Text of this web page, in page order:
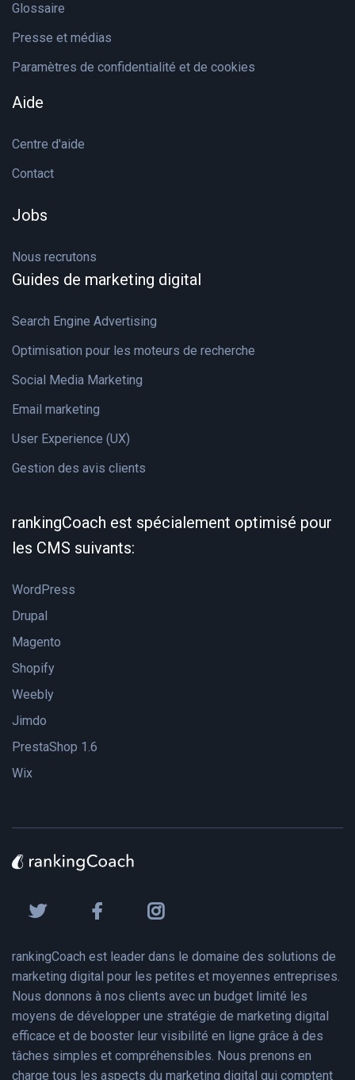
Glossaire
Presse et médias
Paramètres de confidentialité et de cookies
Aide
Centre d'aide
Contact
Jobs
Nous recrutons
Guides de marketing digital
Search Engine Advertising
Optimisation pour les moteurs de recherche
Social Media Marketing
Email marketing
User Experience (UX)
Gestion des avis clients
rankingCoach est spécialement optimisé pour
les CMS suivants:
WordPress
Drupal
Magento
Shopify
Weebly
Jimdo
PrestaShop 1.6
Wix
rankingCoach est leader dans le domaine des solutions de
marketing digital pour les petites et moyennes entreprises.
Nous donnons à nos clients avec un budget limité les
moyens de développer une stratégie de marketing digital
efficace et de booster leur visibilité en ligne grâce à des
tâches simples et compréhensibles. Nous prenons en
charge tous les aspects du marketing digital qui comptent